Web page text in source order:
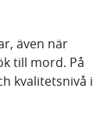
även när
till mord. På
kvalitetsnivå i